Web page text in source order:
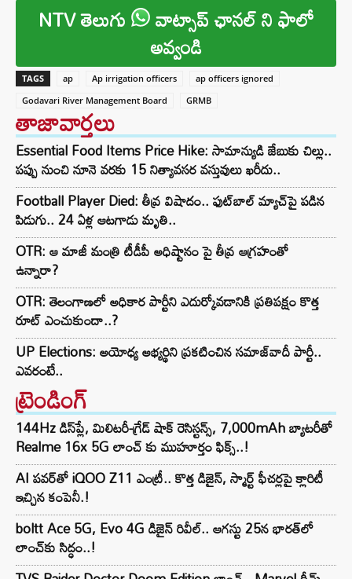
NTV తెలుగు వాట్సాప్ ఛానల్ ని ఫాలో
అవ్వండి
TAGS ap Ap irrigation officers
ap officers ignored
Godavari River Management Board
GRMB
తాజావార్తలు
Essential Food Items Price Hike: సామాన్యుడి జేబుకు చిల్లు..
పప్పు నుంచి నూనె వరకు 15 నిత్యావసర వస్తువులు ఖరీదు..
Football Player Died: తీవ్ర విషాదం.. ఫుట్‌బాల్ మ్యాచ్‌పై పడిన
పిడుగు.. 24 ఏళ్ల ఆటగాడు మృతి..
OTR: ఆ మాజీ మంత్రి టీడీపీ అధిష్టానం పై తీవ్ర ఆగ్రహంతో
ఉన్నారా?
OTR: తెలంగాణలో అధికార పార్టీని ఎదుర్కోవడానికి ప్రతిపక్షం కొత్త
రూట్‌ ఎంచుకుందా..?
UP Elections: అయోధ్య అభ్యర్థిని ప్రకటించిన సమాజ్‌వాదీ పార్టీ..
ఎవరంటే..
ట్రెండింగ్‌
144Hz డిస్‌ప్లే, మిలిటరీ-గ్రేడ్ షాక్ రెసిస్టన్స్, 7,000mAh బ్యాటరీతో
Realme 16x 5G లాంచ్ కు ముహూర్తం ఫిక్స్..!
AI పవర్‌తో iQOO Z11 ఎంట్రీ.. కొత్త డిజైన్, స్మార్ట్ ఫీచర్లపై క్లారిటీ
ఇచ్చిన కంపెనీ.!
boltt Ace 5G, Evo 4G డిజైన్ రివీల్.. ఆగస్టు 25న భారత్‌లో
లాంచ్‌కు సిద్ధం..!